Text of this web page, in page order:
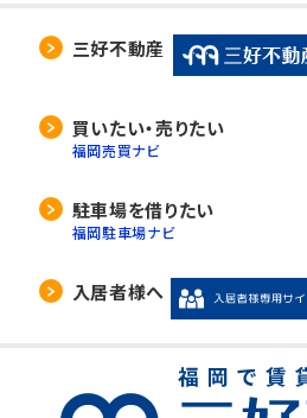
三好不動産
買いたい・売りたい
福岡売買ナビ
駐車場を借りたい
福岡駐車場ナビ
入居者様へ